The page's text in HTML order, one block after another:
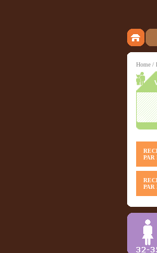
Home /
PAR
PAR